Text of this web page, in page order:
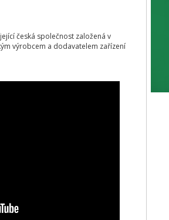
česká společnost založená v
výrobcem a dodavatelem zařízení